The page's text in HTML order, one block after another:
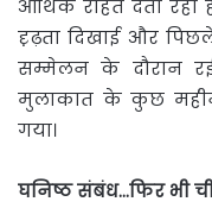
आर्थिक राहत देता
दृ़ढ़ता दिखाई और
सम्मेलन के दौरान
मुलाकात के कुछ
गया।
घनिष्ठ संबंध…फिर भी